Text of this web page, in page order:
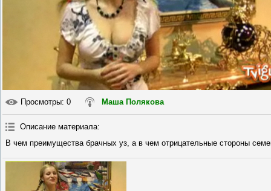
Просмотры: 0 Маша Полякова
Описание материала:
В чем преимущества брачных уз, а в чем отрицательные стороны